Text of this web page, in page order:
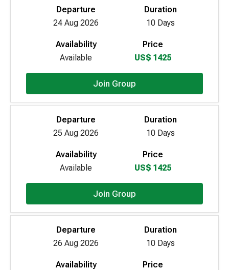
Departure
24 Aug 2026
Duration
10 Days
Availability
Available
Price
US$ 1425
Join Group
Departure
25 Aug 2026
Duration
10 Days
Availability
Available
Price
US$ 1425
Join Group
Departure
26 Aug 2026
Duration
10 Days
Availability
Price